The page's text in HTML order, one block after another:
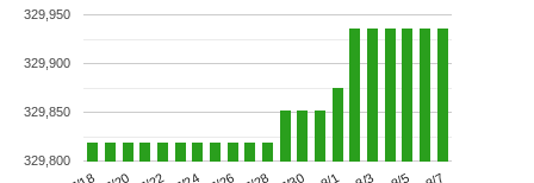
329,800
329,850
329,900
329,950